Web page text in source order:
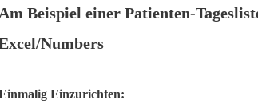
Am Beispiel einer Patienten-
Numbers
Einzurichten: